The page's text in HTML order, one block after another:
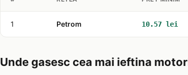
1 Petrom 10.57 lei
Unde gasesc cea mai ieftina